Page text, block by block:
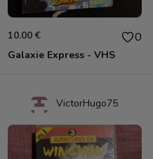
10.00 € 0
Galaxie Express - VHS
VictorHugo75